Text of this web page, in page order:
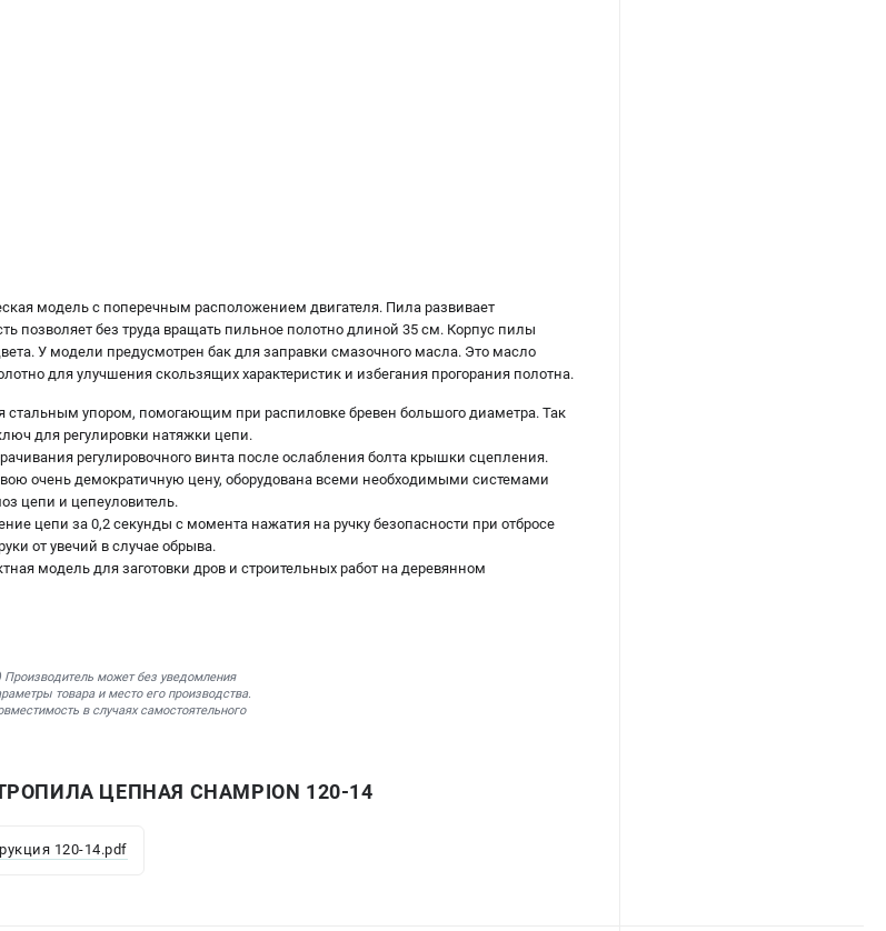
модель с поперечным расположением двигателя. Пила развивает
позволяет без труда вращать пильное полотно длиной 35 см. Корпус пилы
У модели предусмотрен бак для заправки смазочного масла. Это масло
для улучшения скользящих характеристик и избегания прогорания полотна.
стальным упором, помогающим при распиловке бревен большого диаметра. Так
для регулировки натяжки цепи.
регулировочного винта после ослабления болта крышки сцепления.
очень демократичную цену, оборудована всеми необходимыми системами
цепи и цепеуловитель.
цепи за 0,2 секунды с момента нажатия на ручку безопасности при отбросе
от увечий в случае обрыва.
модель для заготовки дров и строительных работ на деревянном
может без уведомления
товара и место его производства.
в случаях самостоятельного
ЦЕПНАЯ CHAMPION 120-14
120-14.pdf